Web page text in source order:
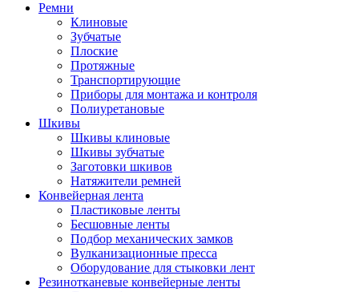
Ремни
Клиновые
Зубчатые
Плоские
Протяжные
Транспортирующие
Приборы для монтажа и контроля
Полиуретановые
Шкивы
Шкивы клиновые
Шкивы зубчатые
Заготовки шкивов
Натяжители ремней
Конвейерная лента
Пластиковые ленты
Бесшовные ленты
Подбор механических замков
Вулканизационные пресса
Оборудование для стыковки лент
Резинотканевые конвейерные ленты